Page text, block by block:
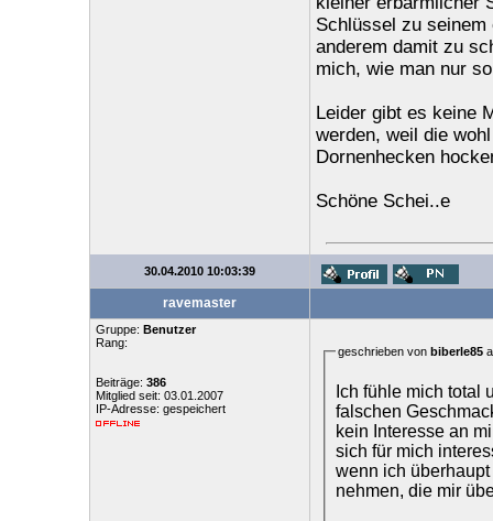
Schlüssel zu seinem
anderem damit zu
mich, wie man nur
Leider gibt es keine
werden, weil die
Dornenhecken
Schöne Schei..e
30.04.2010 10:03:39
ravemaster
Gruppe: Benutzer
Rang:
Beiträge: 386
Mitglied seit: 03.01.2007
IP-Adresse: gespeichert
geschrieben von biberle85
Ich fühle mich total
falschen
kein Interesse an
sich für mich
wenn ich
nehmen, die mir